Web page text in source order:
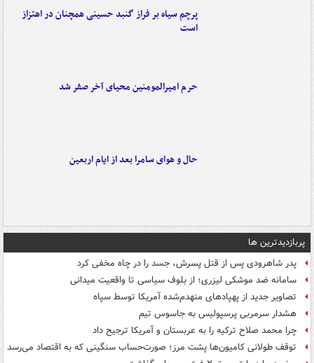
پرچم سیاه بر فراز گنبد حسینی همچنان در اهتزاز
است
حرم امیرالمومنین محیای آخر صفر شد
حال و هوای سامرا بعد از ایام اربعین
پربازدیدترین ها
پدر شاهرودی پس از قتل پسرش، جسد را در چاه مخفی کرد
سامانه ضد موشکی لیزری؛ از بلوف سیاسی تا واقعیت میدانی
تصاویر جدید از پهپادهای منهدم‌شده آمریکا توسط سپاه
هشدار سرمربی پرسپولیس به جاسوس تیم
چرا محمد صلاح ترکیه را به عربستان و آمریکا ترجیح داد
توقف طولانی کامیون‌ها پشت مرز؛ صورت‌حساب سنگینی که به اقتصاد می‌رسد